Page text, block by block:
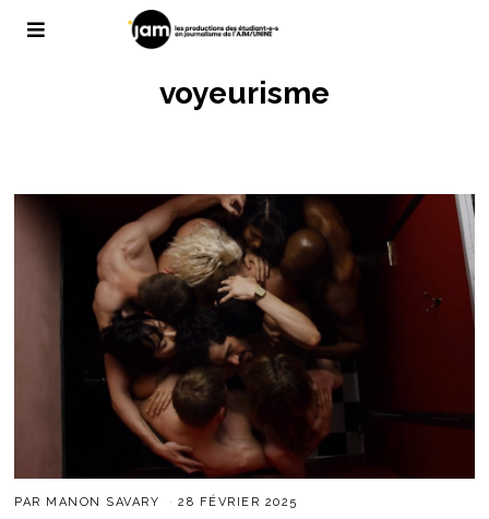
voyeurisme
PAR MANON SAVARY 28 FÉVRIER 2025